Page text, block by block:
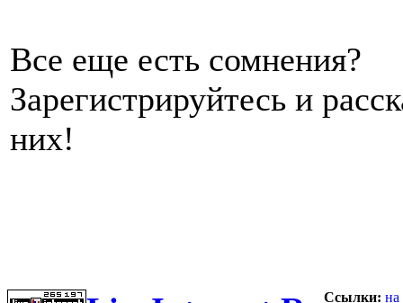
Все еще есть сомнения?
Зарегистрируйтесь и
них!
Ссылки: на